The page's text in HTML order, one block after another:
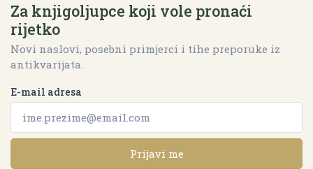
Za knjigoljupce koji vole pronaći
rijetko
Novi naslovi, posebni primjerci i tihe preporuke iz
antikvarijata.
E-mail adresa
Prijavi me